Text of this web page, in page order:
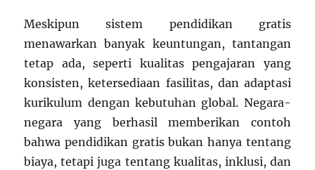
Meskipun sistem pendidikan gratis
menawarkan banyak keuntungan, tantangan
tetap ada, seperti kualitas pengajaran yang
konsisten, ketersediaan fasilitas, dan adaptasi
kurikulum dengan kebutuhan global. Negara-
negara yang berhasil memberikan contoh
bahwa pendidikan gratis bukan hanya tentang
biaya, tetapi juga tentang kualitas, inklusi, dan